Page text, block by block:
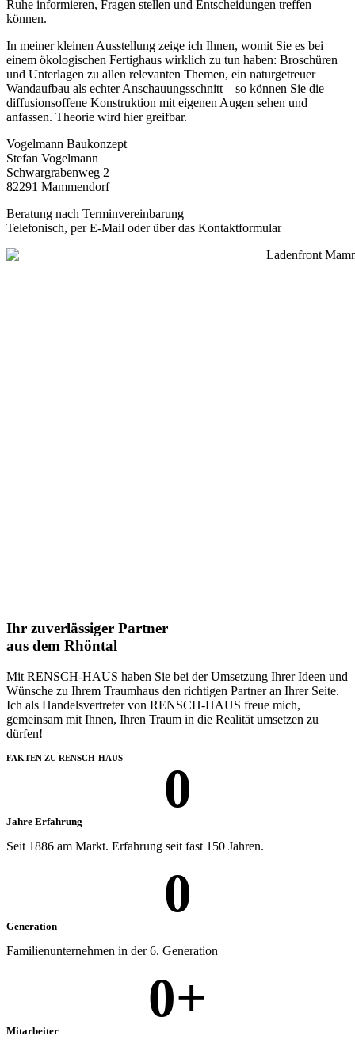
Ruhe informieren, Fragen stellen und Entscheidungen treffen
können.
In meiner kleinen Ausstellung zeige ich Ihnen, womit Sie es bei
einem ökologischen Fertighaus wirklich zu tun haben: Broschüren
und Unterlagen zu allen relevanten Themen, ein naturgetreuer
Wandaufbau als echter Anschauungsschnitt – so können Sie die
diffusionsoffene Konstruktion mit eigenen Augen sehen und
anfassen. Theorie wird hier greifbar.
Vogelmann Baukonzept
Stefan Vogelmann
Schwargrabenweg 2
82291 Mammendorf
Beratung nach Terminvereinbarung
Telefonisch, per E-Mail oder über das Kontaktformular
Ihr zuverlässiger Partner
aus dem Rhöntal
Mit RENSCH-HAUS haben Sie bei der Umsetzung Ihrer Ideen und
Wünsche zu Ihrem Traumhaus den richtigen Partner an Ihrer Seite.
Ich als Handelsvertreter von RENSCH-HAUS freue mich,
gemeinsam mit Ihnen, Ihren Traum in die Realität umsetzen zu
dürfen!
FAKTEN ZU RENSCH-HAUS
0
Jahre Erfahrung
Seit 1886 am Markt. Erfahrung seit fast 150 Jahren.
0
Generation
Familienunternehmen in der 6. Generation
0+
Mitarbeiter